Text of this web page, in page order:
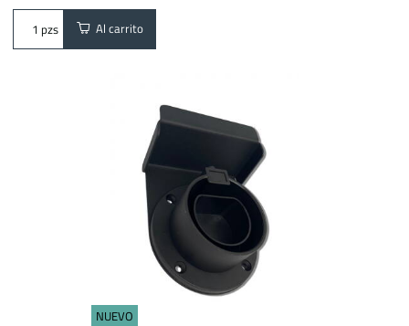
pzs Al carrito
NUEVO